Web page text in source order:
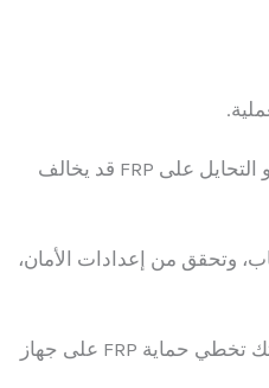
علاوة على ذلك، يجب أن تعلم أن الاستخدام غير القانوني لإزالة حساب جوجل أو التحايل على FRP قد يخالف
وتحقق من إعدادات الأمان،
هذه الخطوات التحضيرية ضرورية لضمان تجربة خالية من المشكلات عند محاولتك تخطي حماية FRP على جهاز